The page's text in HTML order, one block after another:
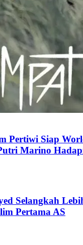
Pertiwi Siap
Marino
Selangkah
Pertama AS